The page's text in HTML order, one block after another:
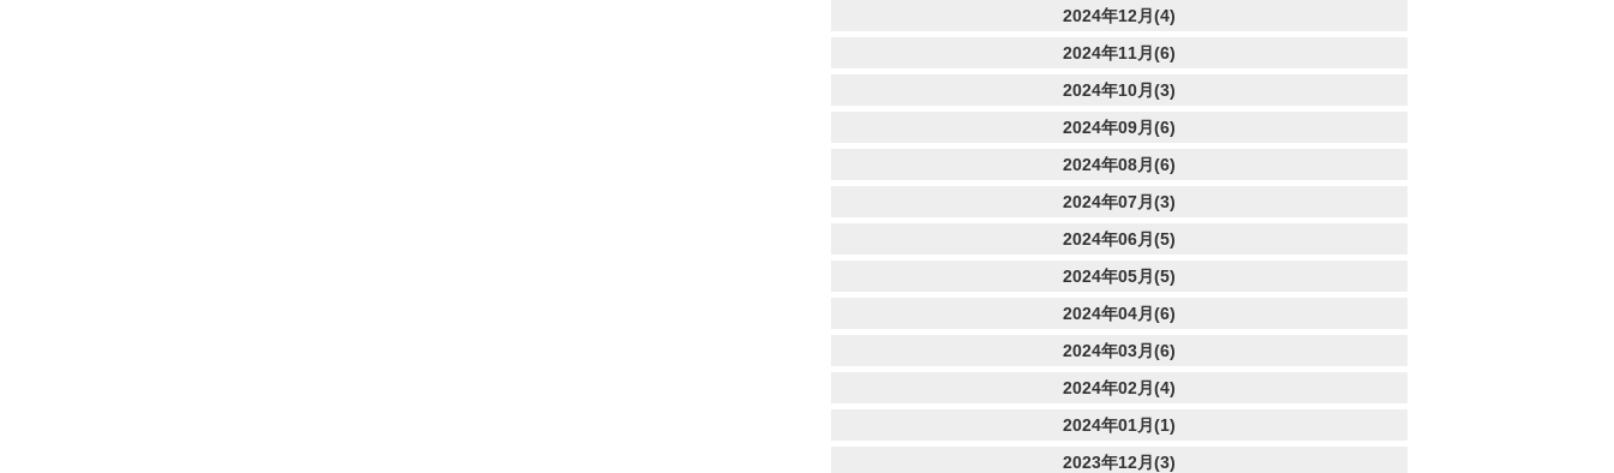
2024年12月(4)
2024年11月(6)
2024年10月(3)
2024年09月(6)
2024年08月(6)
2024年07月(3)
2024年06月(5)
2024年05月(5)
2024年04月(6)
2024年03月(6)
2024年02月(4)
2024年01月(1)
2023年12月(3)